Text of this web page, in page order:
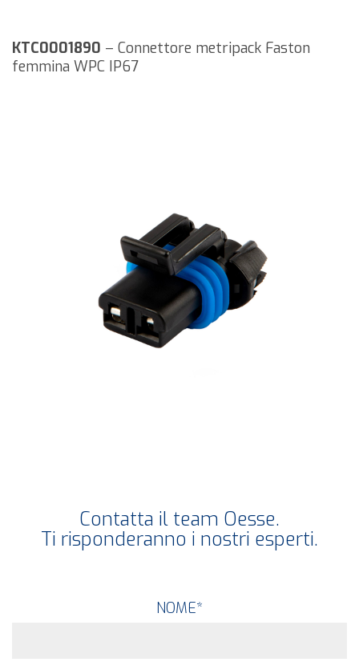
KTC0001890 – Connettore metripack Faston
femmina WPC IP67
Contatta il team Oesse.
Ti risponderanno i nostri esperti.
NOME*